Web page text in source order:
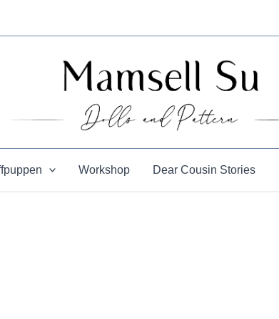
Workshop Dear Cousin Stories